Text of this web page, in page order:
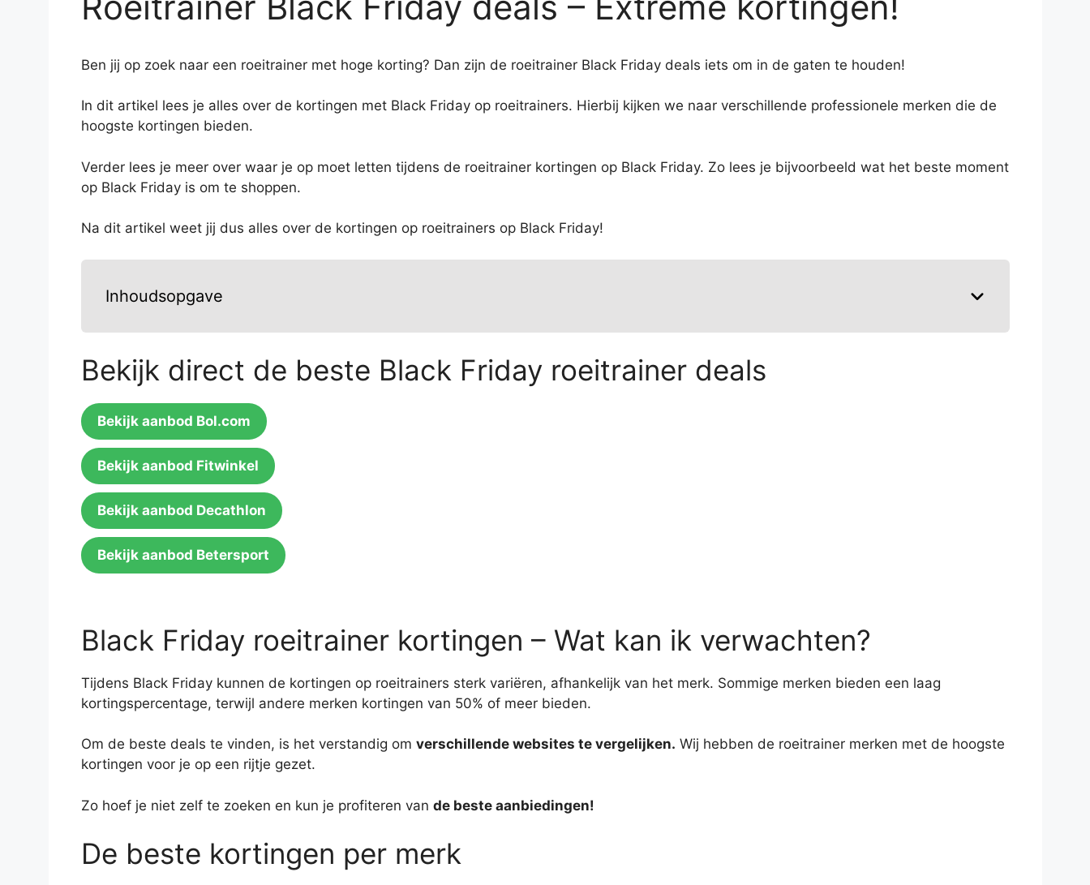
Ben jij op zoek naar een roeitrainer met hoge korting? Dan zijn de roeitrainer Black Friday deals iets om in de gaten te houden!
In dit artikel lees je alles over de kortingen met Black Friday op roeitrainers. Hierbij kijken we naar verschillende professionele merken die de
hoogste kortingen bieden.
Verder lees je meer over waar je op moet letten tijdens de roeitrainer kortingen op Black Friday. Zo lees je bijvoorbeeld wat het beste moment
op Black Friday is om te shoppen.
Na dit artikel weet jij dus alles over de kortingen op roeitrainers op Black Friday!
Inhoudsopgave
Bekijk direct de beste Black Friday roeitrainer deals
Bekijk aanbod Bol.com
Bekijk aanbod Fitwinkel
Bekijk aanbod Decathlon
Bekijk aanbod Betersport
Black Friday roeitrainer kortingen – Wat kan ik verwachten?
Tijdens Black Friday kunnen de kortingen op roeitrainers sterk variëren, afhankelijk van het merk. Sommige merken bieden een laag
kortingspercentage, terwijl andere merken kortingen van 50% of meer bieden.
Om de beste deals te vinden, is het verstandig om verschillende websites te vergelijken. Wij hebben de roeitrainer merken met de hoogste
kortingen voor je op een rijtje gezet.
Zo hoef je niet zelf te zoeken en kun je profiteren van de beste aanbiedingen!
De beste kortingen per merk